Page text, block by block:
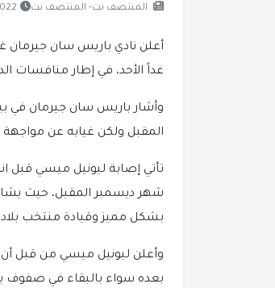
المنتصف نت- المنتصف نت
أعلن نادي باريس سان جيرمان
غداً الأحد، في إطار منافسات
وأشار باريس سان جيرمان في
المقبل ولكن غيابه عن مواجهة
شهر ديسمبر المقبل، حيث
بشكل مميز وقيادة منتخب
وأعلن ليونيل ميسي من قبل أن
بعده سواء بالبقاء في صفوف